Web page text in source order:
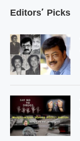
Editors’ Picks